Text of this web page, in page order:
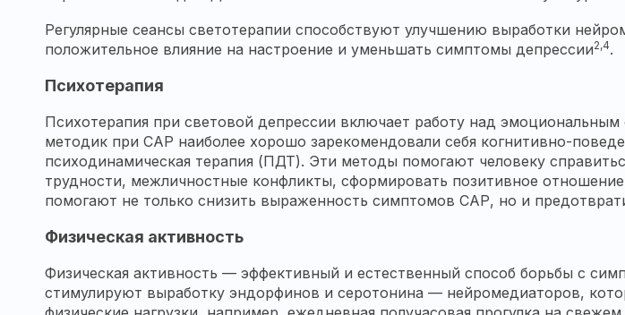
Регулярные сеансы светотерапии способствуют улучшению выработки
положительное влияние на настроение и уменьшать симптомы депрессии2,4.
Психотерапия
Психотерапия при световой депрессии включает работу над
методик при САР наиболее хорошо зарекомендовали себя когнитивно-
психодинамическая терапия (ПДТ). Эти методы помогают человеку
трудности, межличностные конфликты, сформировать позитивное
помогают не только снизить выраженность симптомов САР, но и
Физическая активность
Физическая активность — эффективный и естественный способ борьбы с
стимулируют выработку эндорфинов и серотонина — нейромедиаторов,